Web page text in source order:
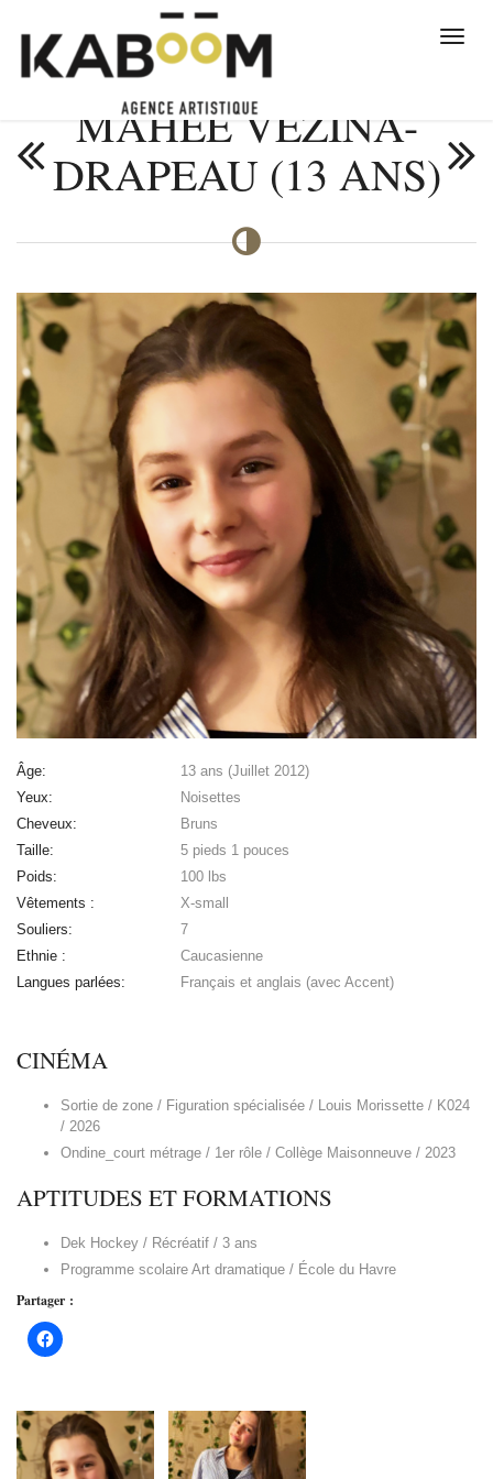
MAHÉE VEZINA-
DRAPEAU (13 ANS)
Âge:
13 ans (Juillet 2012)
Yeux:
Noisettes
Cheveux:
Bruns
Taille:
5 pieds 1 pouces
Poids:
100 lbs
Vêtements :
X-small
Souliers:
7
Ethnie :
Caucasienne
Langues parlées:
Français et anglais (avec Accent)
CINÉMA
Sortie de zone / Figuration spécialisée / Louis Morissette / K024
/ 2026
Ondine_court métrage / 1er rôle / Collège Maisonneuve / 2023
APTITUDES ET FORMATIONS
Dek Hockey / Récréatif / 3 ans
Programme scolaire Art dramatique / École du Havre
Partager :